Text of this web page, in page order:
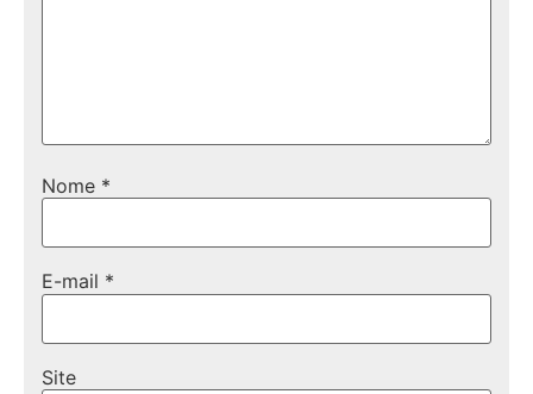
Nome *
E-mail *
Site